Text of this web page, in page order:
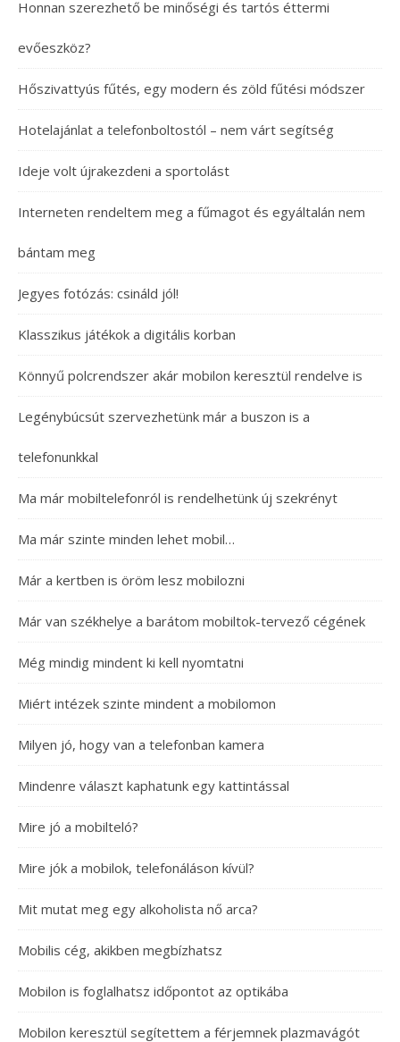
Honnan szerezhető be minőségi és tartós éttermi
evőeszköz?
Hőszivattyús fűtés, egy modern és zöld fűtési módszer
Hotelajánlat a telefonboltostól – nem várt segítség
Ideje volt újrakezdeni a sportolást
Interneten rendeltem meg a fűmagot és egyáltalán nem
bántam meg
Jegyes fotózás: csináld jól!
Klasszikus játékok a digitális korban
Könnyű polcrendszer akár mobilon keresztül rendelve is
Legénybúcsút szervezhetünk már a buszon is a
telefonunkkal
Ma már mobiltelefonról is rendelhetünk új szekrényt
Ma már szinte minden lehet mobil…
Már a kertben is öröm lesz mobilozni
Már van székhelye a barátom mobiltok-tervező cégének
Még mindig mindent ki kell nyomtatni
Miért intézek szinte mindent a mobilomon
Milyen jó, hogy van a telefonban kamera
Mindenre választ kaphatunk egy kattintással
Mire jó a mobilteló?
Mire jók a mobilok, telefonáláson kívül?
Mit mutat meg egy alkoholista nő arca?
Mobilis cég, akikben megbízhatsz
Mobilon is foglalhatsz időpontot az optikába
Mobilon keresztül segítettem a férjemnek plazmavágót